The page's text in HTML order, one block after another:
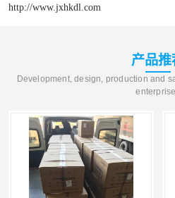
http://www.jxhkdl.com
产品推
Development, design, production and